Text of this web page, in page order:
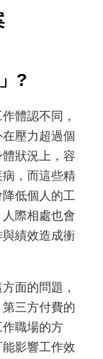
?
體認不同，
壓力超過個
狀況上，容
，而這些精
低個人的工
際相處也會
績效造成衝
面的問題，
三方付費的
職場的方
影響工作效